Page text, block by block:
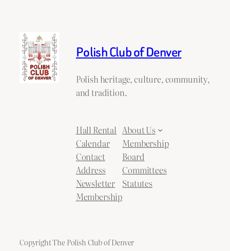
Polish Club of Denver
Polish heritage, culture, community,
and tradition.
Hall Rental
Calendar
Contact
Address
Newsletter
Membership
About Us
Membership
Board
Committees
Statutes
Copyright The Polish Club of Denver